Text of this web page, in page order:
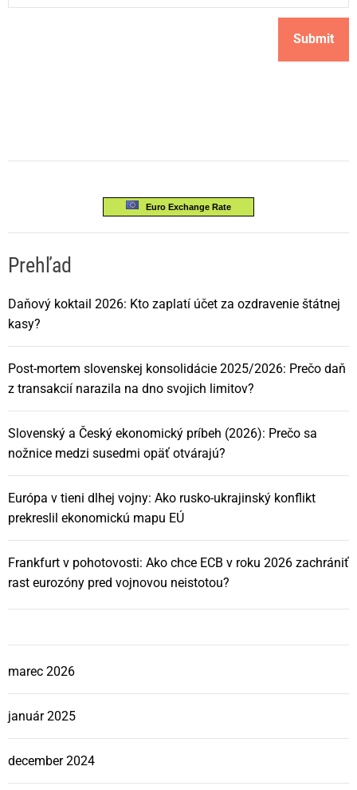
Euro Exchange Rate
Prehľad
Daňový koktail 2026: Kto zaplatí účet za ozdravenie štátnej
kasy?
Post-mortem slovenskej konsolidácie 2025/2026: Prečo daň
z transakcií narazila na dno svojich limitov?
Slovenský a Český ekonomický príbeh (2026): Prečo sa
nožnice medzi susedmi opäť otvárajú?
Európa v tieni dlhej vojny: Ako rusko-ukrajinský konflikt
prekreslil ekonomickú mapu EÚ
Frankfurt v pohotovosti: Ako chce ECB v roku 2026 zachrániť
rast eurozóny pred vojnovou neistotou?
marec 2026
január 2025
december 2024